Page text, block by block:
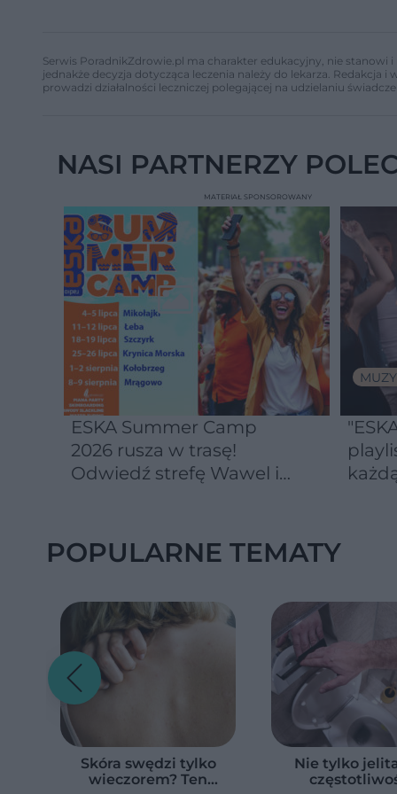
Serwis PoradnikZdrowie.pl ma charakter edukacyjny, nie stanowi
jednakże decyzja dotycząca leczenia należy do lekarza.
prowadzi działalności leczniczej polegającej na udzielaniu
NASI PARTNERZY
ESKA Summer Camp
2026 rusza w trasę!
Odwiedź strefę Wawel i
MATERIAŁ SPONSOROWANY
POPULARNE TEMATY
Skóra swędzi tylko
wieczorem? Ten
Nie tylko